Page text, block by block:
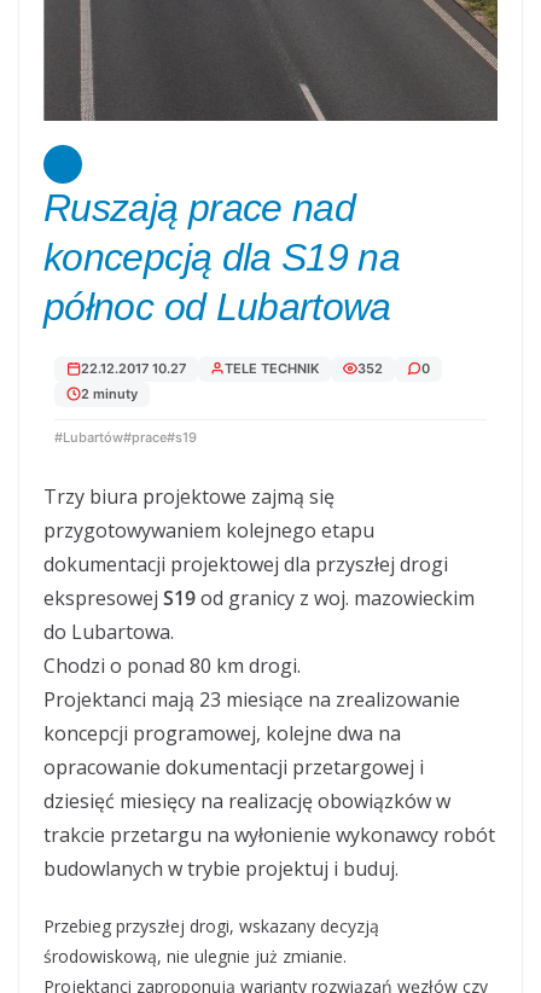
Ruszają prace nad
koncepcją dla S19 na
północ od Lubartowa
22.12.2017 10.27 TELE TECHNIK 352
0
2 minuty
#Lubartów#prace#s19
Trzy biura projektowe zajmą się
przygotowywaniem kolejnego etapu
dokumentacji projektowej dla przyszłej drogi
ekspresowej S19od granicy z woj. mazowieckim
do Lubartowa.
Chodzi o ponad 80 km drogi.
Projektanci mają 23 miesiące na zrealizowanie
koncepcji programowej, kolejne dwa na
opracowanie dokumentacji przetargowej i
dziesięć miesięcy na realizację obowiązków w
trakcie przetargu na wyłonienie wykonawcy robót
budowlanych w trybie projektuj i buduj.
Przebieg przyszłej drogi, wskazany decyzją
środowiskową, nie ulegnie już zmianie.
Projektanci zaproponują warianty rozwiązań węzłów czy